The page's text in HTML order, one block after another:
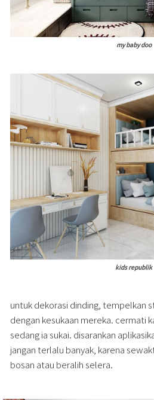
my baby doo
kids republik
untuk dekorasi dinding, tempelkan
dengan kesukaan mereka. cermati
sedang ia sukai. disarankan
jangan terlalu banyak, karena
bosan atau beralih selera.